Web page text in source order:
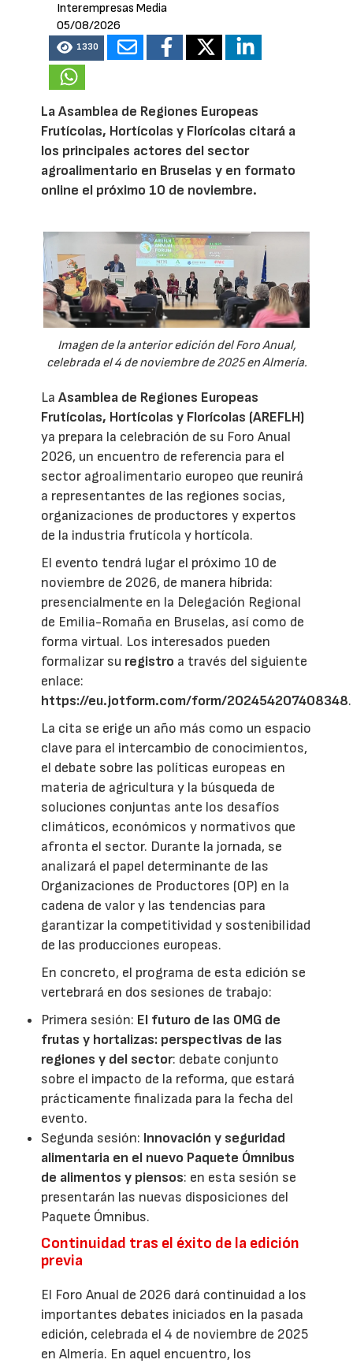
Interempresas Media
05/08/2026
1330
La Asamblea de Regiones Europeas
Frutícolas, Hortícolas y Florícolas citará a
los principales actores del sector
agroalimentario en Bruselas y en formato
online el próximo 10 de noviembre.
Imagen de la anterior edición del Foro Anual,
celebrada el 4 de noviembre de 2025 en Almería.
LaAsamblea de Regiones Europeas
Frutícolas, Hortícolas y Florícolas (AREFLH)
ya prepara la celebración de su Foro Anual
2026, un encuentro de referencia para el
sector agroalimentario europeo que reunirá
a representantes de las regiones socias,
organizaciones de productores y expertos
de la industria frutícola y hortícola.
El evento tendrá lugar el próximo 10 de
noviembre de 2026, de manera híbrida:
presencialmente en la Delegación Regional
de Emilia-Romaña en Bruselas, así como de
forma virtual. Los interesados pueden
formalizar su registro a través del siguiente
enlace:
https://eu.jotform.com/form/202454207408348.
La cita se erige un año más como un espacio
clave para el intercambio de conocimientos,
el debate sobre las políticas europeas en
materia de agricultura y la búsqueda de
soluciones conjuntas ante los desafíos
climáticos, económicos y normativos que
afronta el sector. Durante la jornada, se
analizará el papel determinante de las
Organizaciones de Productores (OP) en la
cadena de valor y las tendencias para
garantizar la competitividad y sostenibilidad
de las producciones europeas.
En concreto, el programa de esta edición se
vertebrará en dos sesiones de trabajo:
Primera sesión: El futuro de las OMG de
frutas y hortalizas: perspectivas de las
regiones y del sector: debate conjunto
sobre el impacto de la reforma, que estará
prácticamente finalizada para la fecha del
evento.
Segunda sesión: Innovación y seguridad
alimentaria en el nuevo Paquete Ómnibus
de alimentos y piensos: en esta sesión se
presentarán las nuevas disposiciones del
Paquete Ómnibus.
Continuidad tras el éxito de la edición
previa
El Foro Anual de 2026 dará continuidad a los
importantes debates iniciados en la pasada
edición, celebrada el 4 de noviembre de 2025
en Almería. En aquel encuentro, los